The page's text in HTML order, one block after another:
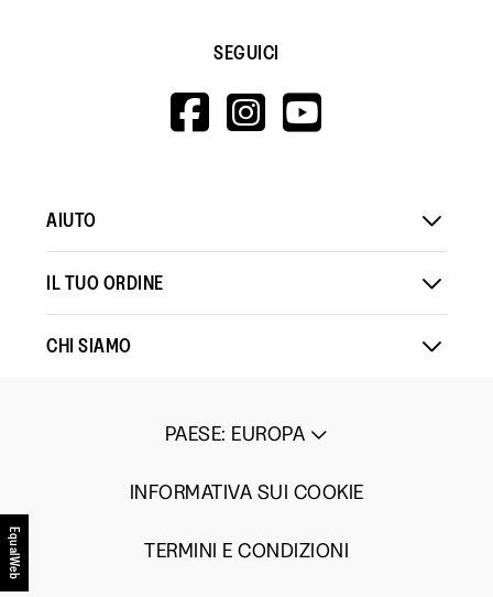
SEGUICI
HTTPS://
HTTPS://
AIUTO
IL TUO ORDINE
CHI SIAMO
PAESE: EUROPA
INFORMATIVA SUI COOKIE
TERMINI E CONDIZIONI
EqualWeb